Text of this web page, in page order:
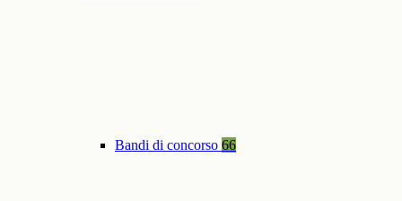
Bandi di concorso 66